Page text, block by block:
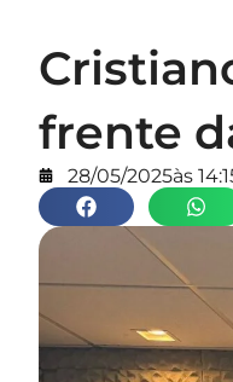
frente
28/05/2025às